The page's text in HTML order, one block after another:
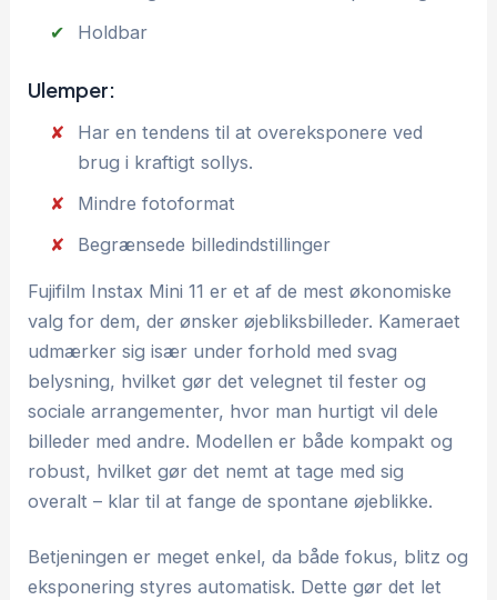
Holdbar
Ulemper:
Har en tendens til at overeksponere ved
brug i kraftigt sollys.
Mindre fotoformat
Begrænsede billedindstillinger
Fujifilm Instax Mini 11 er et af de mest økonomiske
valg for dem, der ønsker øjebliksbilleder. Kameraet
udmærker sig især under forhold med svag
belysning, hvilket gør det velegnet til fester og
sociale arrangementer, hvor man hurtigt vil dele
billeder med andre. Modellen er både kompakt og
robust, hvilket gør det nemt at tage med sig
overalt – klar til at fange de spontane øjeblikke.
Betjeningen er meget enkel, da både fokus, blitz og
eksponering styres automatisk. Dette gør det let